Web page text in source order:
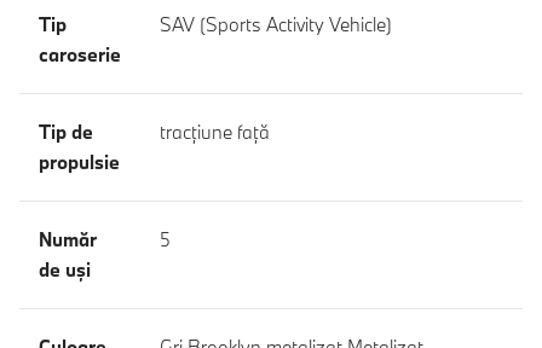
Tip
caroserie
SAV (Sports Activity Vehicle)
Tip de
propulsie
tracţiune faţă
Număr
de uşi
5